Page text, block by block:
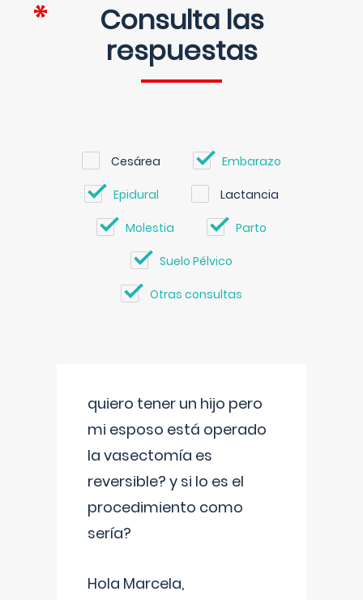
Consulta las
respuestas
Cesárea Embarazo
Epidural Lactancia
Molestia Parto
Suelo Pélvico
Otras consultas
quiero tener un hijo pero
mi esposo está operado
la vasectomía es
reversible? y si lo es el
procedimiento como
sería?
Hola Marcela,